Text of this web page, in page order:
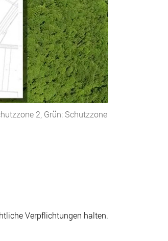
2, Grün: Schutzzone
Verpflichtungen halten.